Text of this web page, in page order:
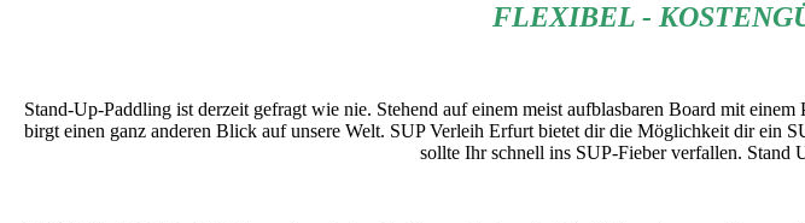
FLEXIBEL -
Stand-Up-Paddling ist derzeit gefragt wie nie. Stehend auf einem meist aufblasbaren Board mit einem
birgt einen ganz anderen Blick auf unsere Welt. SUP Verleih Erfurt bietet dir die Möglichkeit direin
sollte Ihr schnell ins SUP-Fieber verfallen. Stand